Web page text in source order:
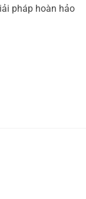
pháp hoàn hảo